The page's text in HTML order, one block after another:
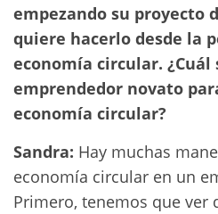
empezando su proyecto
quiere hacerlo desde la
economía circular. ¿Cuál
emprendedor novato
economía circular?
Sandra: Hay muchas
economía circular en un
Primero, tenemos que ver